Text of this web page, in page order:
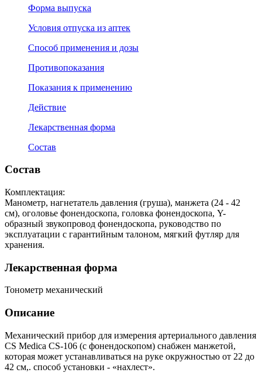
Форма выпуска
Условия отпуска из аптек
Способ применения и дозы
Противопоказания
Показания к применению
Действие
Лекарственная форма
Состав
Состав
Комплектация:
Манометр, нагнетатель давления (груша), манжета (24 - 42
см), оголовье фонендоскопа, головка фонендоскопа, Y-
образный звукопровод фонендоскопа, руководство по
эксплуатации с гарантийным талоном, мягкий футляр для
хранения.
Лекарственная форма
Тонометр механический
Описание
Механический прибор для измерения артериального давления
CS Medica CS-106 (с фонендоскопом) снабжен манжетой,
которая может устанавливаться на руке окружностью от 22 до
42 см,. способ установки - «нахлест».